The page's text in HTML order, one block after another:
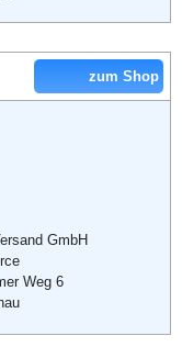
529
zum Shop
GmbH
Weg 6
- 5 35 35 60